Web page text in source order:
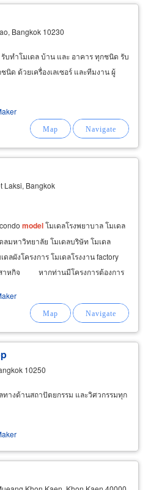
Bangkok 10230
บทำโมเดล บ้าน และ อาคาร ทุกชนิด รับ
ด ด้วยเครื่องเลเซอร์ และทีมงาน ผู้
Laksi, Bangkok
modelโมเดลโรงพยาบาล โมเดล
ลมหาวิทยาลัย โมเดลบริษัท โมเดล
ลผังโครงการ โมเดลโรงงาน factory
สาหกิจ หากท่านมีโครงการต้องการ
10250
ทางด้านสถาปัตยกรรม และวิศวกรรมทุก